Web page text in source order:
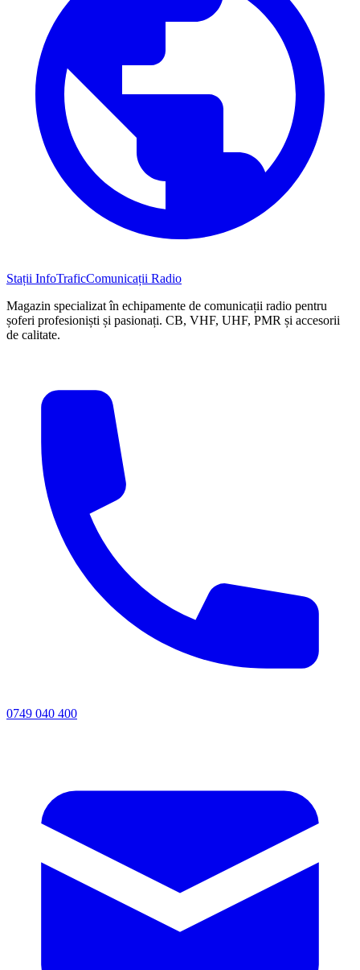
Stații InfoTraficComunicații Radio
Magazin specializat în echipamente de comunicații radio pentru
șoferi profesioniști și pasionați. CB, VHF, UHF, PMR și accesorii
de calitate.
0749 040 400